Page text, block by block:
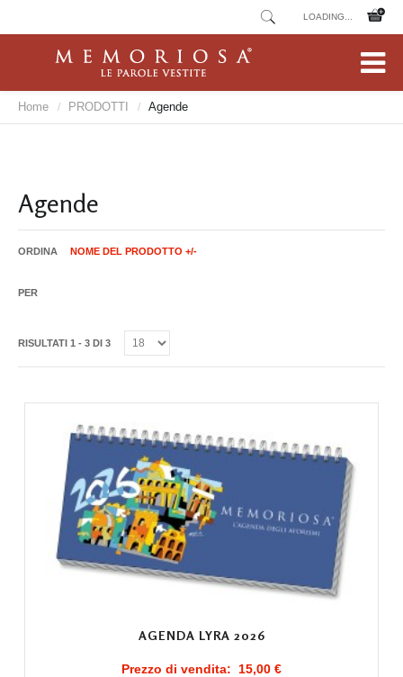
0 OGGETTO/I -0,00 €
Home / PRODOTTI / Agende
Agende
ORDINA
PER
NOME DEL PRODOTTO +/-
RISULTATI 1 - 3 DI 3
AGENDA LYRA 2026
Prezzo di vendita: 15,00 €